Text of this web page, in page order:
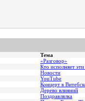
Тема
«Разговор»
Кто исполняет
Новости
YouTube
Концерт в
Дерево влияний
Поздравлялка